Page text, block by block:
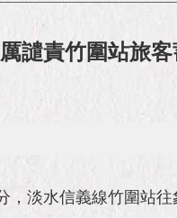
譴責竹圍站旅
，淡水信義線竹圍站